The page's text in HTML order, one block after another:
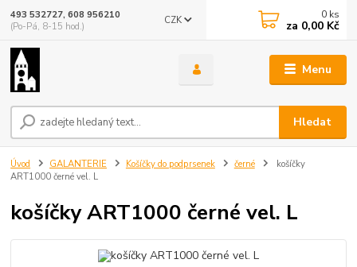
Menu
CZK
Hledat
493 532727, 608 956210
(Po-Pá, 8-15 hod.)
0 ks
za 0,00 Kč
Úvod GALANTERIE Košíčky do podprsenek černé
košíčky
ART1000 černé vel. L
košíčky ART1000 černé vel. L